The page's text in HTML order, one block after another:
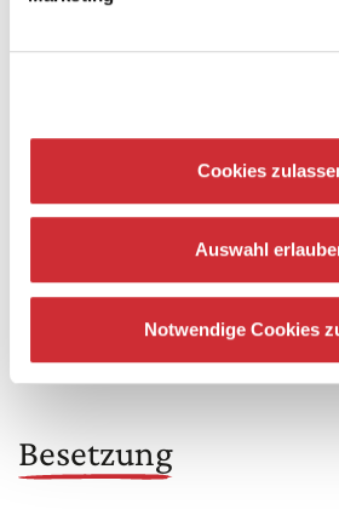
Cookies
Auswahl
Notwendige Cookies
Zum Download hier klicken>
Wir bieten für diese Inszenierung
Besetzung